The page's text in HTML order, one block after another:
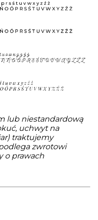
lub niestandardową
uchwyt na
traktujemy
zwrotowi
o prawach